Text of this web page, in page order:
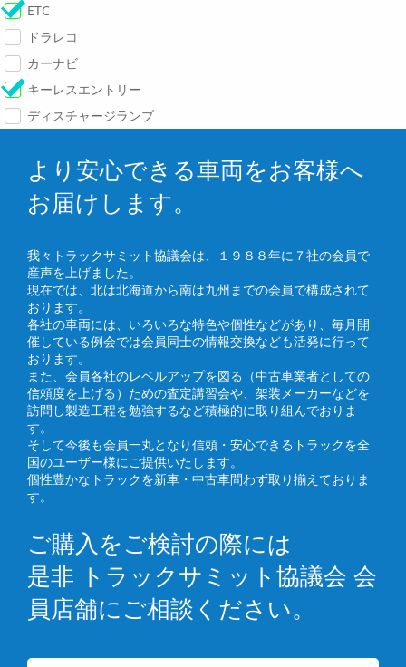
ETC
ドラレコ
カーナビ
キーレスエントリー
ディスチャージランプ
より安心できる車両をお客様へ
お届けします。
我々トラックサミット協議会は、１９８８年に７社の会員で
産声を上げました。
現在では、北は北海道から南は九州までの会員で構成されて
おります。
各社の車両には、いろいろな特色や個性などがあり、毎月開
催している例会では会員同士の情報交換なども活発に行って
おります。
また、会員各社のレベルアップを図る（中古車業者としての
信頼度を上げる）ための査定講習会や、架装メーカーなどを
訪問し製造工程を勉強するなど積極的に取り組んでおりま
す。
そして今後も会員一丸となり信頼・安心できるトラックを全
国のユーザー様にご提供いたします。
個性豊かなトラックを新車・中古車問わず取り揃えておりま
す。
ご購入をご検討の際には
是非 トラックサミット協議会 会
員店舗にご相談ください。